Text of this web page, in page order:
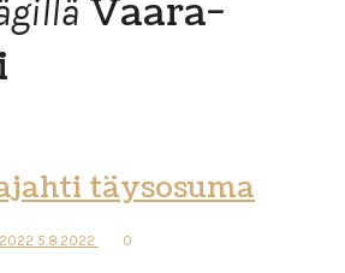
Vaara-
täysosuma
5.8.2022 0